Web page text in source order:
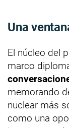
Una
El núcleo del
marco
memorando
nuclear más
como una